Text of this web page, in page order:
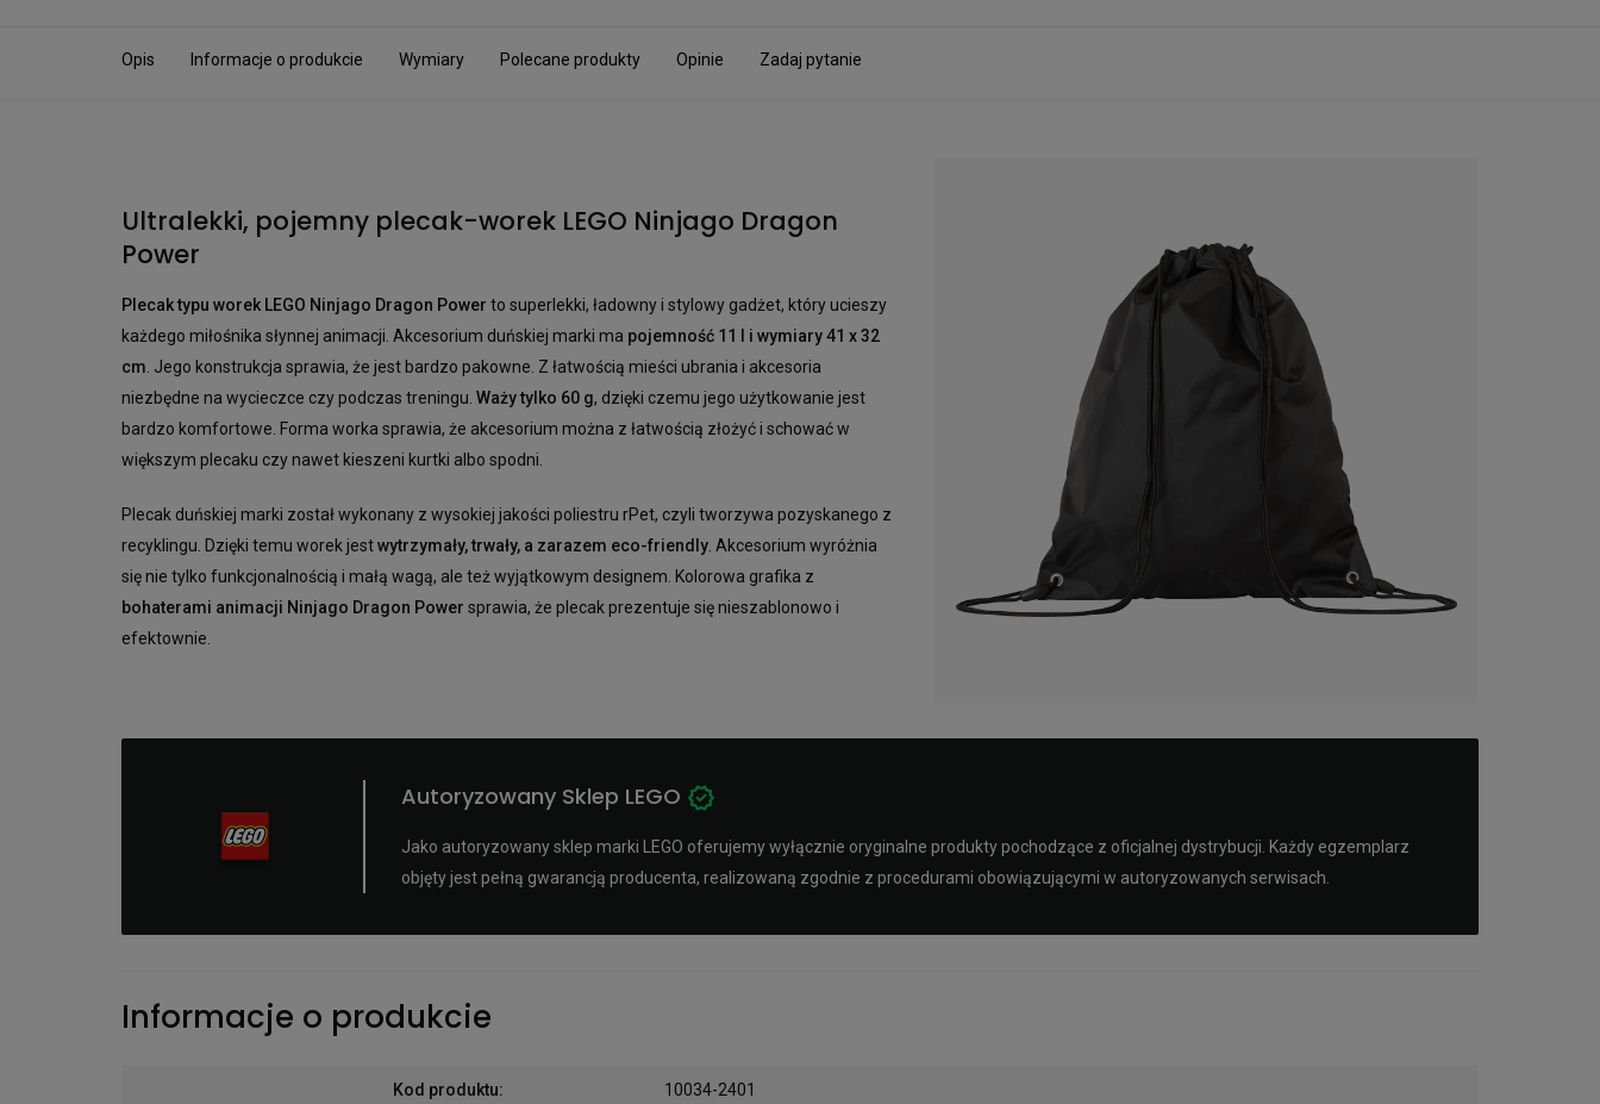
Opis Informacje o produkcie Wymiary Polecane produkty Opinie Zadaj pytanie
Ultralekki, pojemny plecak-worek LEGO Ninjago Dragon
Power
Plecak typu worek LEGO Ninjago Dragon Power to superlekki, ładowny i stylowy gadżet, który ucieszy
każdego miłośnika słynnej animacji. Akcesorium duńskiej marki ma pojemność 11 l i wymiary 41 x 32
cm. Jego konstrukcja sprawia, że jest bardzo pakowne. Z łatwością mieści ubrania i akcesoria
niezbędne na wycieczce czy podczas treningu. Waży tylko 60 g, dzięki czemu jego użytkowanie jest
bardzo komfortowe. Forma worka sprawia, że akcesorium można z łatwością złożyć i schować w
większym plecaku czy nawet kieszeni kurtki albo spodni.
Plecak duńskiej marki został wykonany z wysokiej jakości poliestru rPet, czyli tworzywa pozyskanego z
recyklingu. Dzięki temu worek jestwytrzymały, trwały, a zarazem eco-friendly. Akcesorium wyróżnia
się nie tylko funkcjonalnością i małą wagą, ale też wyjątkowym designem. Kolorowa grafika z
bohaterami animacji Ninjago Dragon Power sprawia, że plecak prezentuje się nieszablonowo i
efektownie.
Autoryzowany Sklep LEGO
Jako autoryzowany sklep marki LEGO oferujemy wyłącznie oryginalne produkty pochodzące z oficjalnej dystrybucji. Każdy egzemplarz
objęty jest pełną gwarancją producenta, realizowaną zgodnie z procedurami obowiązującymi w autoryzowanych serwisach.
Informacje o produkcie
Kod produktu: 10034-2401